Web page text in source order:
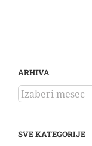
ARHIVA
ARHIVA
SVE KATEGORIJE